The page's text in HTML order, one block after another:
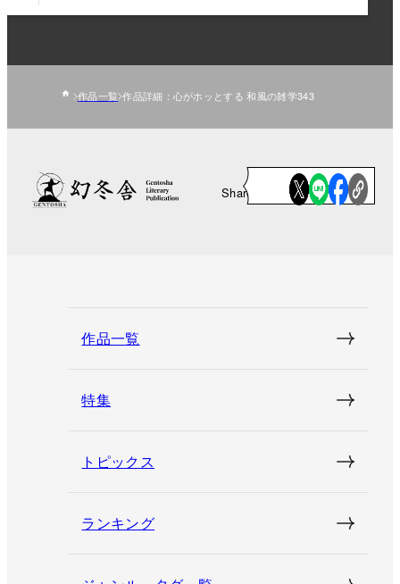
作品一覧 作品詳細：心がホッとする 和風の雑学343
Share
作品一覧
特集
トピックス
ランキング